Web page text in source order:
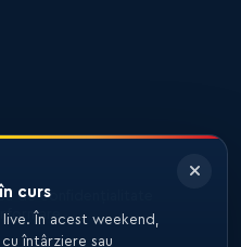
curs
live. În acest weekend,
întârziere sau
de confidențialitate